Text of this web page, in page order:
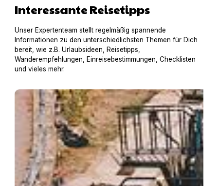
Interessante Reisetipps
Unser Expertenteam stellt regelmäßig spannende
Informationen zu den unterschiedlichsten Themen für Dich
bereit, wie z.B. Urlaubsideen, Reisetipps,
Wanderempfehlungen, Einreisebestimmungen, Checklisten
und vieles mehr.
Hausboot mit Hund